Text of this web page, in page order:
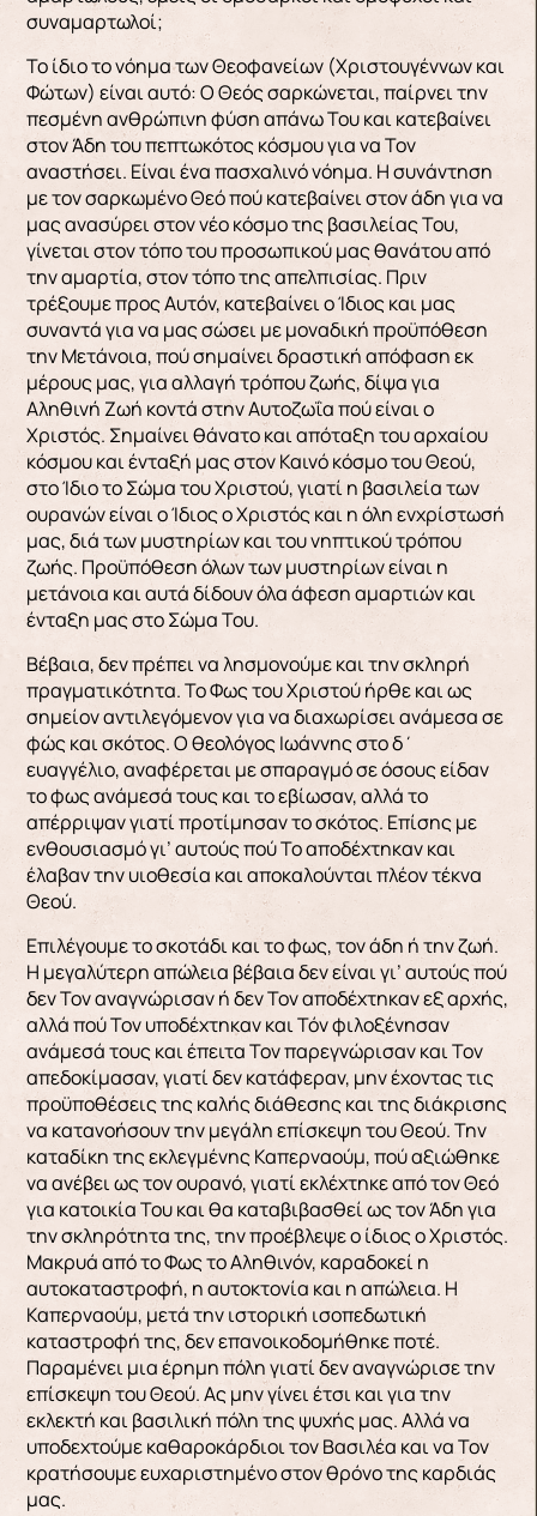
συναμαρτωλοί;
Το ίδιο το νόημα των Θεοφανείων (Χριστουγέννων και
Φώτων) είναι αυτό: Ο Θεός σαρκώνεται, παίρνει την
πεσμένη ανθρώπινη φύση απάνω Του και κατεβαίνει
στον Άδη του πεπτωκότος κόσμου για να Τον
αναστήσει. Είναι ένα πασχαλινό νόημα. Η συνάντηση
με τον σαρκωμένο Θεό πού κατεβαίνει στον άδη για να
μας ανασύρει στον νέο κόσμο της βασιλείας Του,
γίνεται στον τόπο του προσωπικού μας θανάτου από
την αμαρτία, στον τόπο της απελπισίας. Πριν
τρέξουμε προς Αυτόν, κατεβαίνει ο Ίδιος και μας
συναντά για να μας σώσει με μοναδική προϋπόθεση
την Μετάνοια, πού σημαίνει δραστική απόφαση εκ
μέρους μας, για αλλαγή τρόπου ζωής, δίψα για
Αληθινή Ζωή κοντά στην Αυτοζωΐα πού είναι ο
Χριστός. Σημαίνει θάνατο και απόταξη του αρχαίου
κόσμου και ένταξή μας στον Καινό κόσμο του Θεού,
στο Ίδιο το Σώμα του Χριστού, γιατί η βασιλεία των
ουρανών είναι ο Ίδιος ο Χριστός και η όλη ενχρίστωσή
μας, διά των μυστηρίων και του νηπτικού τρόπου
ζωής. Προϋπόθεση όλων των μυστηρίων είναι η
μετάνοια και αυτά δίδουν όλα άφεση αμαρτιών και
ένταξη μας στο Σώμα Του.
Βέβαια, δεν πρέπει να λησμονούμε και την σκληρή
πραγματικότητα. Το Φως του Χριστού ήρθε και ως
σημείον αντιλεγόμενον για να διαχωρίσει ανάμεσα σε
φώς και σκότος. Ο θεολόγος Ιωάννης στο δ΄
ευαγγέλιο, αναφέρεται με σπαραγμό σε όσους είδαν
το φως ανάμεσά τους και το εβίωσαν, αλλά το
απέρριψαν γιατί προτίμησαν το σκότος. Επίσης με
ενθουσιασμό γι’ αυτούς πού Το αποδέχτηκαν και
έλαβαν την υιοθεσία και αποκαλούνται πλέον τέκνα
Θεού.
Επιλέγουμε το σκοτάδι και το φως, τον άδη ή την ζωή.
Η μεγαλύτερη απώλεια βέβαια δεν είναι γι’ αυτούς πού
δεν Τον αναγνώρισαν ή δεν Τον αποδέχτηκαν εξ αρχής,
αλλά πού Τον υποδέχτηκαν και Τόν φιλοξένησαν
ανάμεσά τους και έπειτα Τον παρεγνώρισαν και Τον
απεδοκίμασαν, γιατί δεν κατάφεραν, μην έχοντας τις
προϋποθέσεις της καλής διάθεσης και της διάκρισης
να κατανοήσουν την μεγάλη επίσκεψη του Θεού. Την
καταδίκη της εκλεγμένης Καπερναούμ, πού αξιώθηκε
να ανέβει ως τον ουρανό, γιατί εκλέχτηκε από τον Θεό
για κατοικία Του και θα καταβιβασθεί ως τον Άδη για
την σκληρότητα της, την προέβλεψε ο ίδιος ο Χριστός.
Μακρυά από το Φως το Αληθινόν, καραδοκεί η
αυτοκαταστροφή, η αυτοκτονία και η απώλεια. Η
Καπερναούμ, μετά την ιστορική ισοπεδωτική
καταστροφή της, δεν επανοικοδομήθηκε ποτέ.
Παραμένει μια έρημη πόλη γιατί δεν αναγνώρισε την
επίσκεψη του Θεού. Ας μην γίνει έτσι και για την
εκλεκτή και βασιλική πόλη της ψυχής μας. Αλλά να
υποδεχτούμε καθαροκάρδιοι τον Βασιλέα και να Τον
κρατήσουμε ευχαριστημένο στον θρόνο της καρδιάς
μας.